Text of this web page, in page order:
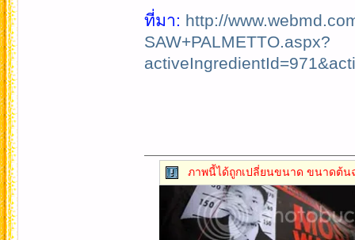
ที่มา: http://
SAW+PALMETTO.aspx?
ภาพนี้ได้ถูกเปลี่ยนขนาด ขนาดต้น